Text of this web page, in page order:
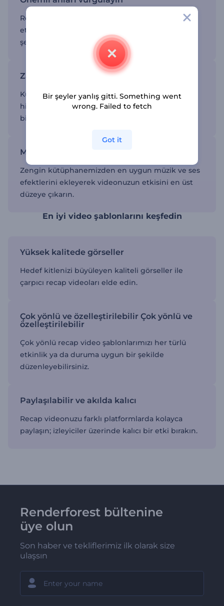
Recap video şablonlarımızı kullanarak en önemli
etkinlik ve başarıları görsel bakımdan çarpıcı bir
şekilde yakalayın.
Zahmetsiz edit süreci
Kullanıcı dostu editörümüz ile recap videonuzu
hiçbir teknik bilgi ve beceriye gerek kalmadan
birkaç tıklama ile kolayca özelleştirin.
Müzik ve efektler ile zenginleştirin
Zengin kütüphanemizden en uygun müzik ve ses
efektlerini ekleyerek videonuzun etkisini en üst
düzeye çıkarın.
En iyi video şablonlarını keşfedin
Yüksek kalitede görseller
Hedef kitlenizi büyüleyen kaliteli görseller ile
çarpıcı recap videoları elde edin.
Çok yönlü ve özelleştirilebilir Çok yönlü ve
özelleştirilebilir
Çok yönlü recap video şablonlarımızı her türlü
etkinlik ya da duruma uygun bir şekilde
düzenleyebilirsiniz.
Paylaşılabilir ve akılda kalıcı
Recap videonuzu farklı platformlarda kolayca
paylaşın; izleyiciler üzerinde kalıcı bir etki bırakın.
Renderforest bültenine
üye olun
Son haber ve tekliflerimiz ilk olarak size
ulaşsın
Bir şeyler yanlış gitti. Something went
wrong. Failed to fetch
Got it